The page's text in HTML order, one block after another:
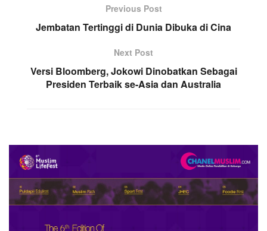
Previous Post
Jembatan Tertinggi di Dunia Dibuka di Cina
Next Post
Versi Bloomberg, Jokowi Dinobatkan Sebagai
Presiden Terbaik se-Asia dan Australia